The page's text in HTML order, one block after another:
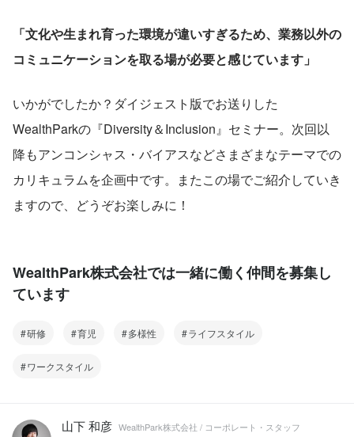
「文化や生まれ育った環境が違いすぎるため、業務以外の
コミュニケーションを取る場が必要と感じています」
いかがでしたか？ダイジェスト版でお送りした
WealthParkの『Diversity＆Inclusion』セミナー。次回以
降もアンコンシャス・バイアスなどさまざまなテーマでの
カリキュラムを企画中です。またこの場でご紹介していき
ますので、どうぞお楽しみに！
WealthPark株式会社では一緒に働く仲間を募集し
ています
研修 育児 多様性 ライフスタイル
ワークスタイル
山下 和彦 WealthPark株式会社 / コーポレート・スタッフ